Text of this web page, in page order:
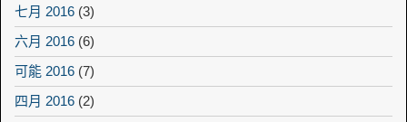
七月 2016 (3)
六月 2016 (6)
可能 2016 (7)
四月 2016 (2)